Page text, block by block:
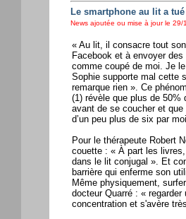
Le smartphone au lit a
News ajoutée ou mise à jour le
« Au lit, il consacre tout
Facebook et à envoyer
comme coupé de moi. Je
Sophie supporte mal cette
remarque rien ». Ce
(1) révèle que plus de 50%
avant de se coucher et
d’un peu plus de six par
Pour le thérapeute Robert
couette : « À part les
dans le lit conjugal ». Et
barrière qui enferme son
Même physiquement,
docteur Quarré : «
concentration et s'avère